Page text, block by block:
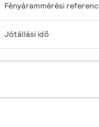
Fényárammérési
Jótállási idő